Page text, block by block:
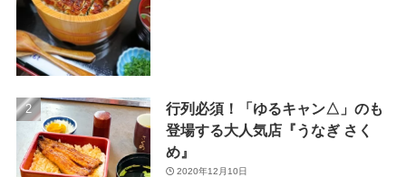
(3)
(26)
(1)
行列必須！「ゆるキャン△」のも
登場する大人気店『うなぎ さく
め』
2020年12月10日